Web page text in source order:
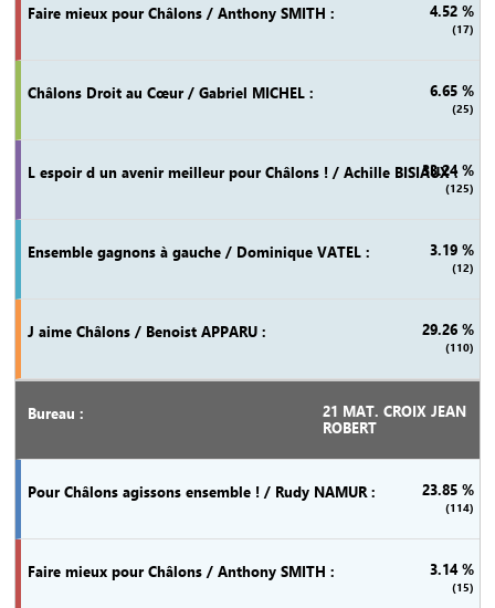
4.52 %
(17)
6.65 %
(25)
33.24 %
(125)
3.19 %
(12)
29.26 %
(110)
21 MAT. CROIX JEAN
ROBERT
23.85 %
(114)
3.14 %
(15)